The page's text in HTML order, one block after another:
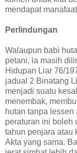
mendapat
Perlindungan
Walaupun babi
petani, ia masih
Hidupan Liar 76/
jadual 2 Binatang
menjadi suatu
menembak,
hutan tanpa
peraturan ini boleh
tahun penjara atau
Akta yang sama.